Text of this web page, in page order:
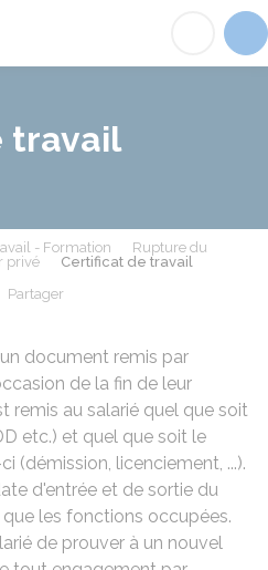
travail
- Formation
Rupture du
privé
Certificat de travail
Partager
document remis par
de la fin de leur
remis au salarié quel que soit
etc.) et quel que soit le
(démission, licenciement, ...).
d'entrée et de sortie du
les fonctions occupées.
de prouver à un nouvel